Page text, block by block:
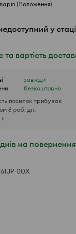
(Положення)
у
та вартість
завжди
безкоштовно
посилок прибуває
6 роб. дн.
на повернення
00X